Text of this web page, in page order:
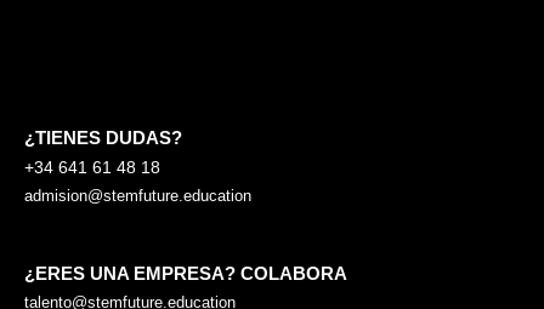
¿TIENES DUDAS?
+34 641 61 48 18
admision@stemfuture.education
¿ERES UNA EMPRESA? COLABORA
talento@stemfuture.education